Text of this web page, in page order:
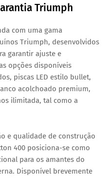
Triumph
com uma gama
Triumph, desenvolvidos
garantir ajuste e
opções disponíveis
piscas LED estilo bullet,
acolchoado premium,
ilimitada, tal como a
e qualidade de construção
400 posiciona-se como
para os amantes do
Disponível brevemente